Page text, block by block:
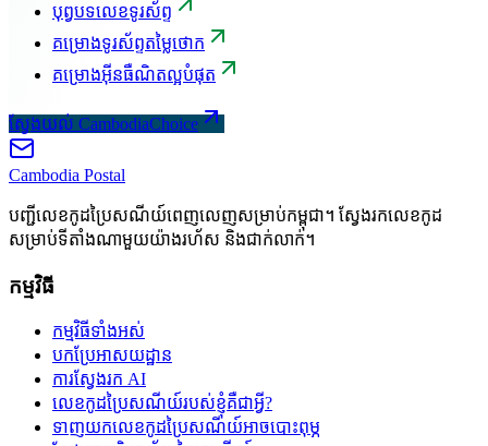
បុព្វបទលេខទូរស័ព្ទ
គម្រោងទូរស័ព្ទតម្លៃថោក
គម្រោងអ៊ីនធឺណិតល្អបំផុត
ស្វែងយល់ CambodiaChoice
Cambodia Postal
បញ្ជីលេខកូដប្រៃសណីយ៍ពេញលេញសម្រាប់កម្ពុជា។ ស្វែងរកលេខកូដ
សម្រាប់ទីតាំងណាមួយយ៉ាងរហ័ស និងជាក់លាក់។
កម្មវិធី
កម្មវិធីទាំងអស់
បកប្រែអាសយដ្ឋាន
ការស្វែងរក AI
លេខកូដប្រៃសណីយ៍របស់ខ្ញុំគឺជាអ្វី?
ទាញយកលេខកូដប្រៃសណីយ៍អាចបោះពុម្ភ